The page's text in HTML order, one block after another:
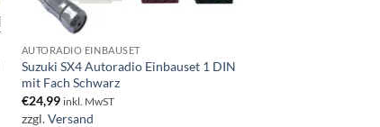
AUTORADIO EINBAUSET
Suzuki SX4 Autoradio Einbauset 1 DIN
mit Fach Schwarz
€24,99 inkl. MwST
zzgl.Versand